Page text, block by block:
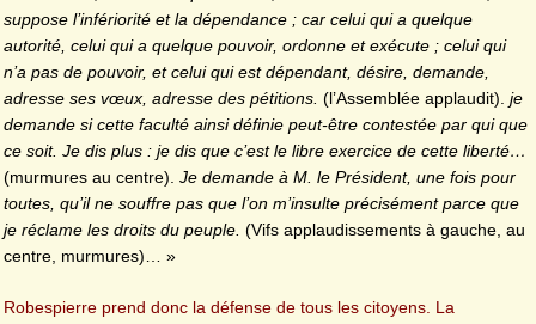
suppose l’infériorité et la dépendance ; car celui qui a quelque
autorité, celui qui a quelque pouvoir, ordonne et exécute ; celui qui
n’a pas de pouvoir, et celui qui est dépendant, désire, demande,
adresse ses vœux, adresse des pétitions. (l’Assemblée applaudit). je
demande si cette faculté ainsi définie peut-être contestée par qui que
ce soit. Je dis plus : je dis que c’est le libre exercice de cette liberté…
(murmures au centre). Je demande à M. le Président, une fois pour
toutes, qu’il ne souffre pas que l’on m’insulte précisément parce que
je réclame les droits du peuple. (Vifs applaudissements à gauche, au
centre, murmures)… »
Robespierre prend donc la défense de tous les citoyens. La